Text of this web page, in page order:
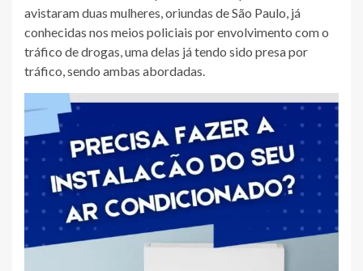
avistaram duas mulheres, oriundas de São Paulo, já
conhecidas nos meios policiais por envolvimento com o
tráfico de drogas, uma delas já tendo sido presa por
tráfico, sendo ambas abordadas.